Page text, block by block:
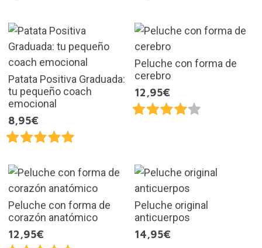
Patata Positiva Graduada:
tu pequeño coach
emocional
8,95€
Peluche con forma de
cerebro
12,95€
Peluche con forma de
corazón anatómico
12,95€
Peluche original
anticuerpos
14,95€